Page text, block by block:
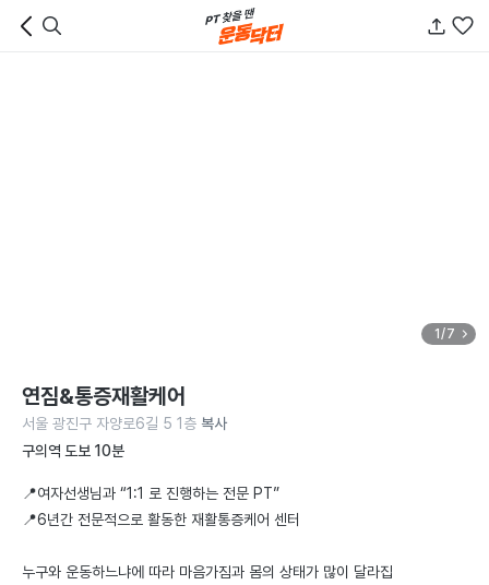
1/7
연짐&통증재활케어
서울 광진구 자양로6길 5 1층 복사
구의역 도보 10분
📍여자선생님과 “1:1 로 진행하는 전문 PT”
📍6년간 전문적으로 활동한 재활통증케어 센터
누구와 운동하느냐에 따라 마음가짐과 몸의 상태가 많이 달라집